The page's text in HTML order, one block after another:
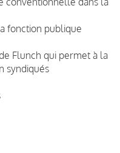
fonction publique
Flunch qui permet à la
syndiqués